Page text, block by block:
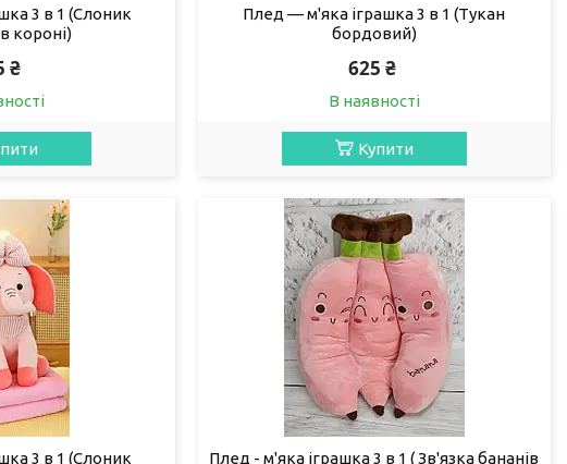
3 в 1 (Слоник
короні)
₴
Плед — м'яка іграшка 3 в 1 (Тукан
бордовий)
625 ₴
В наявності
Купити
3 в 1 (Слоник Плед - м'яка іграшка 3 в 1 ( Зв'язка бананів